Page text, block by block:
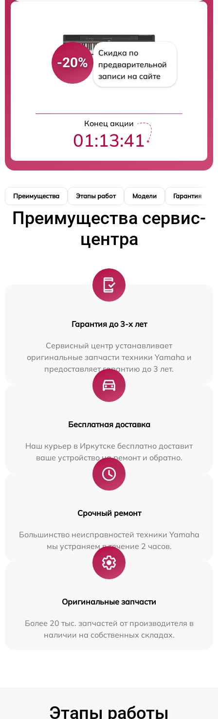
-20%
Скидка по
предварительной
записи на сайте
Конец акции
01:13:40
Преимущества Этапы работ Модели Гарантия
Преимущества сервис-
центра
Гарантия до 3-х лет
Сервисный центр устанавливает
оригинальные запчасти техники Yamaha и
предоставляет гарантию до 3 лет.
Бесплатная доставка
Наш курьер в Иркутске бесплатно доставит
ваше устройство на ремонт и обратно.
Срочный ремонт
Большинство неисправностей техники Yamaha
мы устраняем в течение 2 часов.
Оригинальные запчасти
Более 20 тыс. запчастей от производителя в
наличии на собственных складах.
Этапы работы